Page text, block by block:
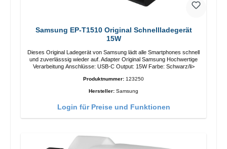
Samsung EP-T1510 Original Schnellladegerät
15W
Dieses Original Ladegerät von Samsung lädt alle Smartphones schnell
und zuverlässsig wieder auf. Adapter Original Samsung Hochwertige
Verarbeitung Anschlüsse: USB-C Output: 15W Farbe: Schwarz/li>
Produktnummer: 123250
Hersteller: Samsung
Login für Preise und Funktionen